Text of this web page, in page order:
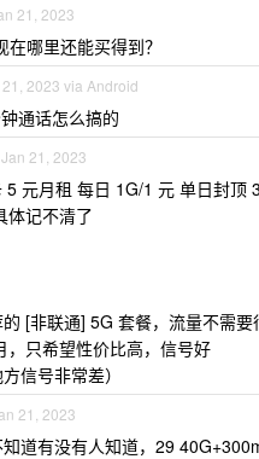
21, 2023
哪里还能买得到？
2023 via Android
通话怎么搞的
Jan 21, 2023
5 元月租 每日 1G/1 元 单日封顶
体记不清了
[非联通] 5G 套餐，流量不需要
，只希望性价比高，信号好
信号非常差）
21, 2023
道有没有人知道，29